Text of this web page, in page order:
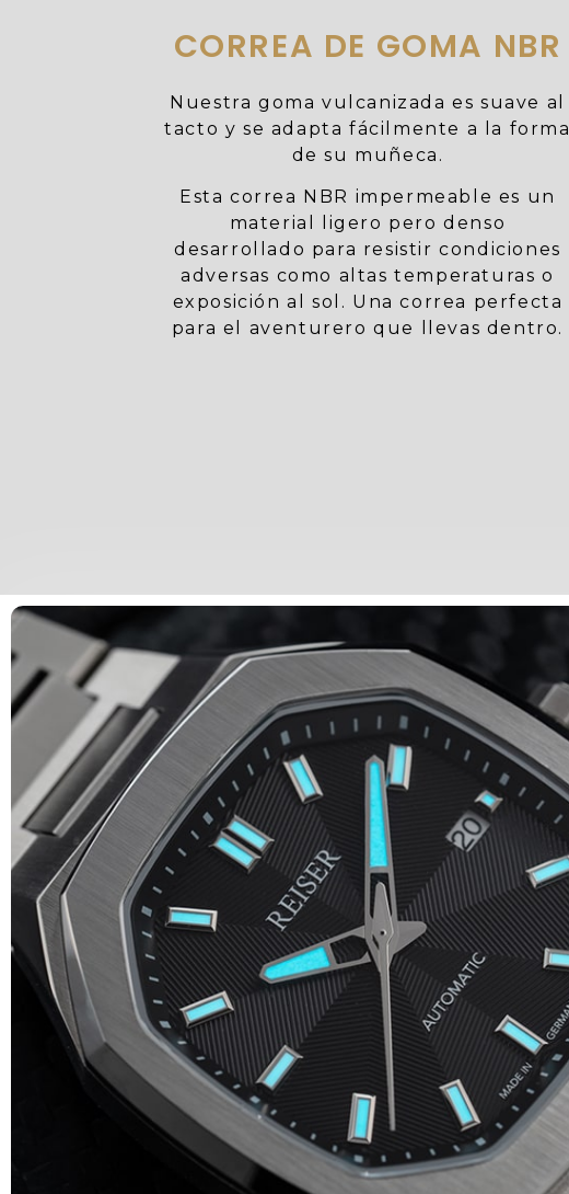
CORREA DE GOMA NBR
Nuestra goma vulcanizada es suave al
tacto y se adapta fácilmente a la forma
de su muñeca.
Esta correa NBR impermeable es un
material ligero pero denso
desarrollado para resistir condiciones
adversas como altas temperaturas o
exposición al sol. Una correa perfecta
para el aventurero que llevas dentro.